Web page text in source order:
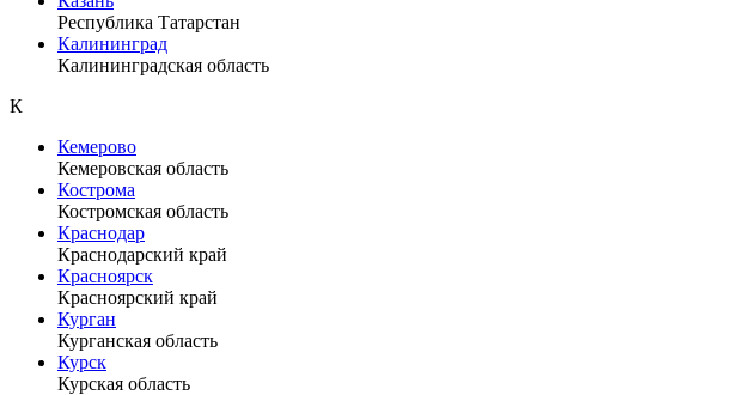
Республика Татарстан
Калининград
Калининградская область
К
Кемерово
Кемеровская область
Кострома
Костромская область
Краснодар
Краснодарский край
Красноярск
Красноярский край
Курган
Курганская область
Курск
Курская область